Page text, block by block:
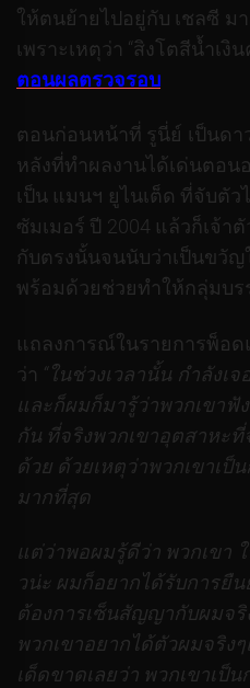
ให้ตนย้ายไปอยู่กับ เชลซี ม
เพราะเหตุว่า “สิงโตสีน้ำเงิ
ตอนผลตรวจรอบ
ตอนก่อนหน้าที่ รูนี่ย์ เป็นดา
หลังที่ทำผลงานได้เด่นตอน
เป็น แมนฯ ยูไนเต็ด ที่จับตั
ซัมเมอร์ ปี 2004 แล้วก็เจ้า
กับตรงนั้นจนนับว่าเป็นขวัญ
พร้อมด้วยช่วยทำให้กลุ่มบร
แถลงการณ์ในรายการพ็อ
ว่า “ในช่วงเวลานั้น กำลังเ
และก็ผมก็มารู้ว่าพวกเขาฟั
กัน ที่จริงพวกเขาอุตสาหะ
ด้วย ด้วยเหตุว่าพวกเขาเป็
มากที่สุด
แต่ว่าพอผมรู้ดีว่า พวกเขา
วน่ะ ผมก็อยากได้รับการยื
ต้องการเซ็นสัญญากับผมจริ
พวกเขาอยากได้ตัวผมจริง
เด็ดขาดเลยว่า พวกเขาเป็